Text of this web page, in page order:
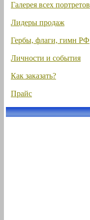
Галерея всех портретов
Лидеры продаж
Гербы, флаги, гимн РФ
Личности и события
Как заказать?
Прайс